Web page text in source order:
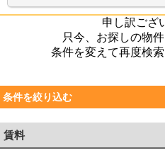
申し訳ござ
只今、お探しの物
条件を変えて再度検
条件を絞り込む
賃料